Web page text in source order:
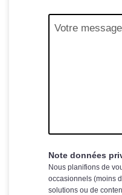
Note données
Nous planifions de
occasionnels (moins
solutions ou de